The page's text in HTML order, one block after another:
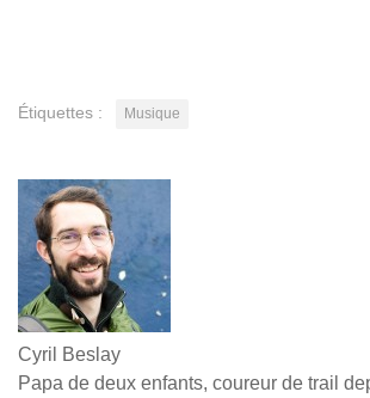
Étiquettes : Musique
Cyril Beslay
Papa de deux enfants, coureur de trail